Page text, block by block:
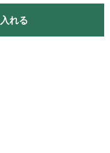
れる